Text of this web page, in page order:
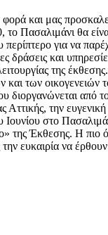
φορά και μας
Πασαλιμάνι θα
για να
δράσεις και
της
και των οικογενειών
διοργανώνεται από
την
στο
της Έκθεσης. Η πιο
την ευκαιρία να